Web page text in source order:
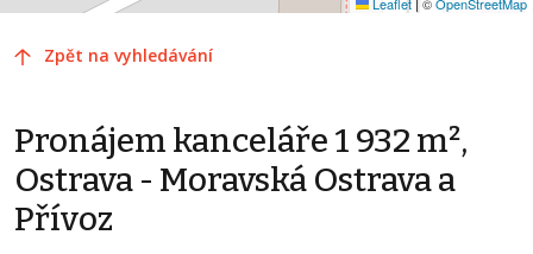
Zpět na vyhledávání
Pronájem kanceláře 1 932 m²,
Ostrava - Moravská Ostrava a
Přívoz